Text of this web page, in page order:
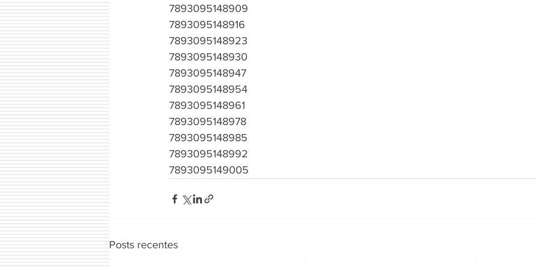
7893095148909
7893095148916
7893095148923
7893095148930
7893095148947
7893095148954
7893095148961
7893095148978
7893095148985
7893095148992
7893095149005
Posts recentes